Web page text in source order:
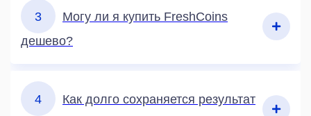
3
Могу ли я купить FreshCoins
дешево?
4
Как долго сохраняется результат